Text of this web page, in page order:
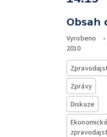
Obsah
Vyrobeno
2010
•
Zprávy
Diskuze
Ekonomické